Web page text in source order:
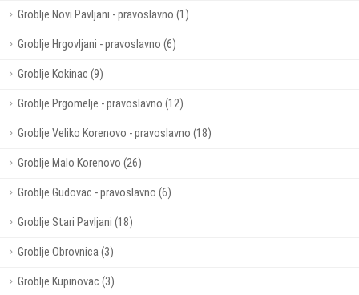
Groblje Novi Pavljani - pravoslavno (1)
Groblje Hrgovljani - pravoslavno (6)
Groblje Kokinac (9)
Groblje Prgomelje - pravoslavno (12)
Groblje Veliko Korenovo - pravoslavno (18)
Groblje Malo Korenovo (26)
Groblje Gudovac - pravoslavno (6)
Groblje Stari Pavljani (18)
Groblje Obrovnica (3)
Groblje Kupinovac (3)